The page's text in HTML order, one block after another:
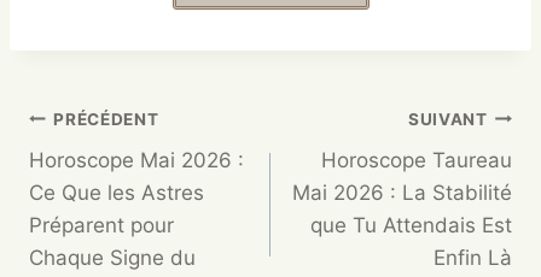
PRÉCÉDENT
Horoscope Mai 2026 :
Ce Que les Astres
Préparent pour
Chaque Signe du
SUIVANT
Horoscope Taureau
Mai 2026 : La Stabilité
que Tu Attendais Est
Enfin Là